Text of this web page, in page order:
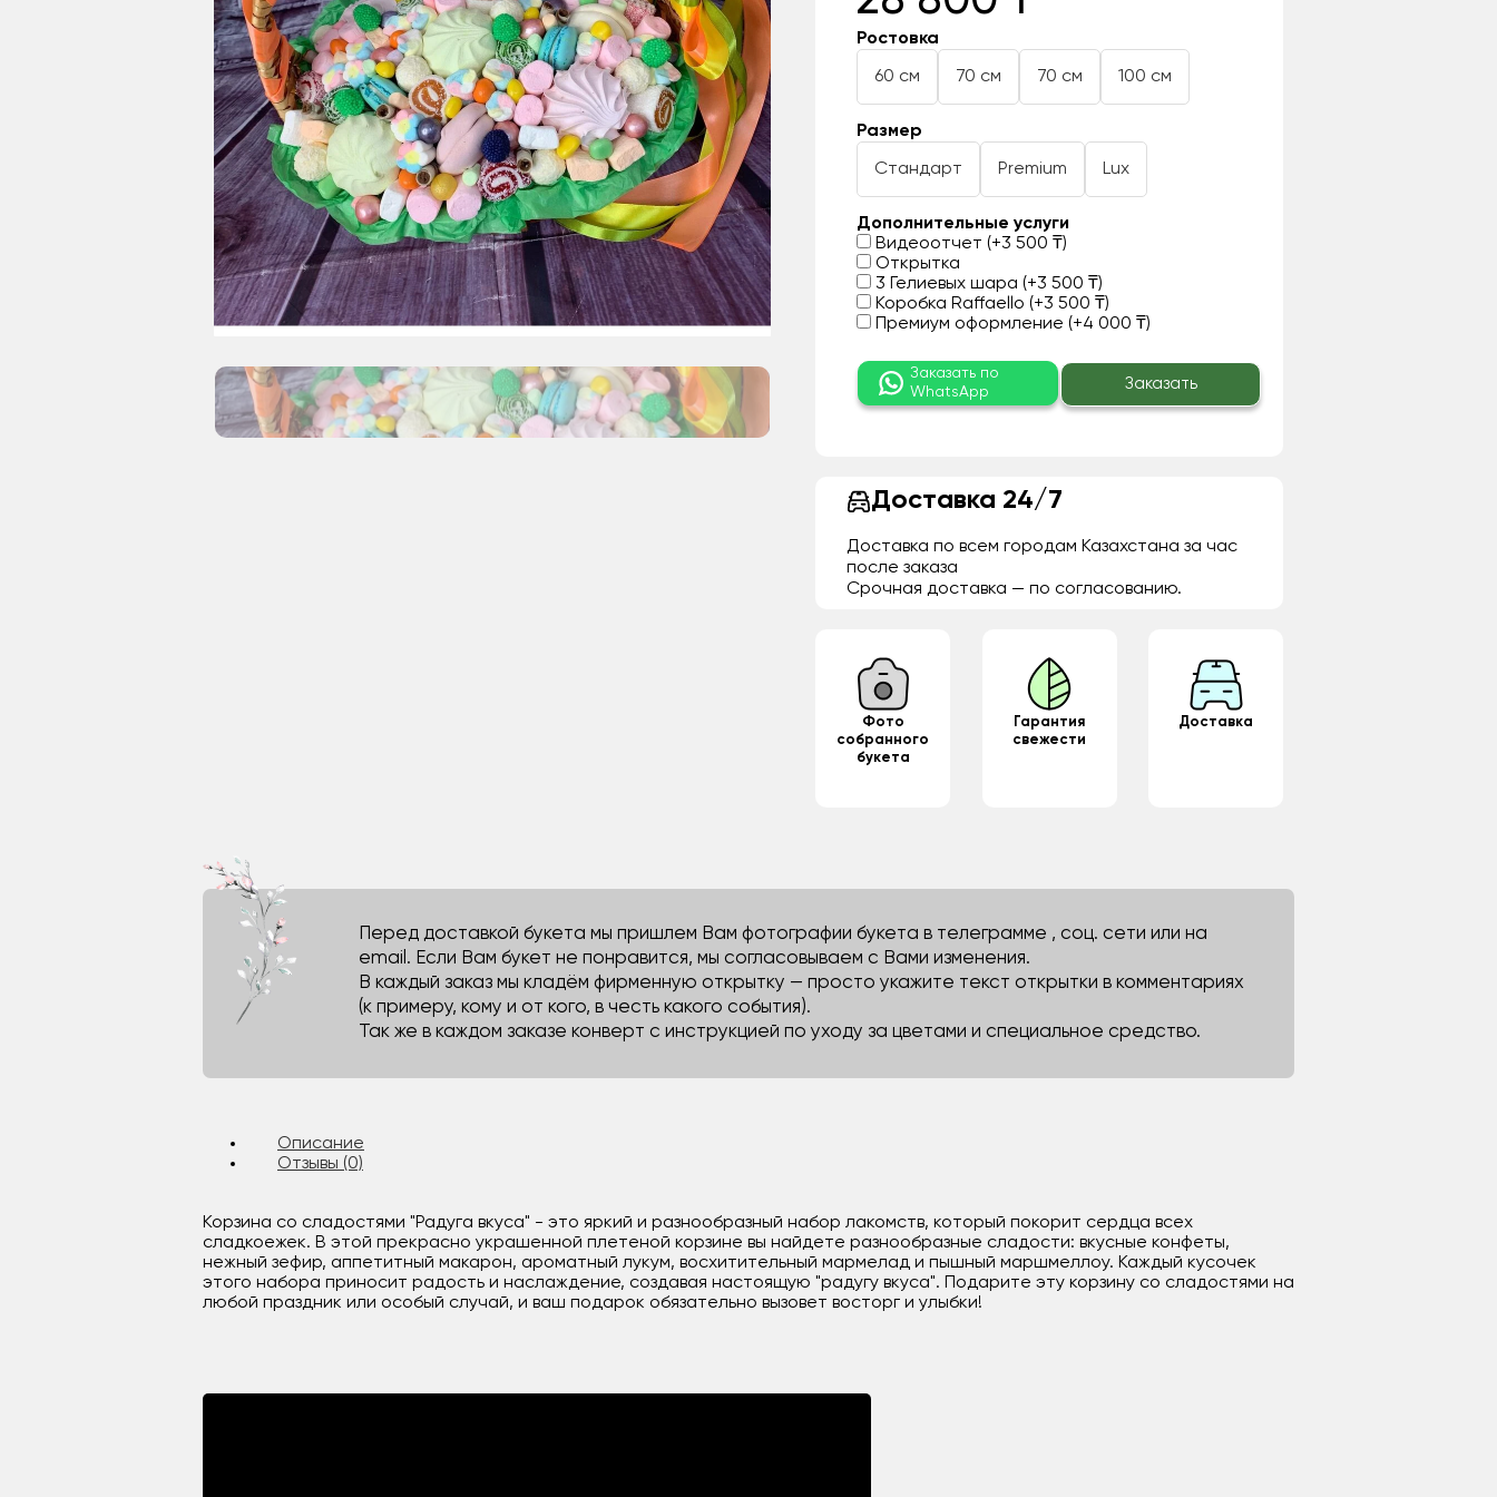
Ростовка
60 см 70 см 70 см 100 см
Размер
Стандарт Premium Lux
Дополнительные услуги
Видеоотчет (+3 500 ₸)
Открытка
3 Гелиевых шара (+3 500 ₸)
Коробка Raffaello (+3 500 ₸)
Премиум оформление (+4 000 ₸)
Заказать по
WhatsApp
Заказать
Доставка 24/7
Доставка по всем городам Казахстана за час
после заказа
Срочная доставка — по согласованию.
Фото
собранного
букета
Гарантия
свежести
Доставка
Перед доставкой букета мы пришлем Вам фотографии букета в телеграмме , соц. сети или на
email. Если Вам букет не понравится, мы согласовываем с Вами изменения.
В каждый заказ мы кладём фирменную открытку — просто укажите текст открытки в комментариях
(к примеру, кому и от кого, в честь какого события).
Так же в каждом заказе конверт с инструкцией по уходу за цветами и специальное средство.
Описание
Отзывы (0)
Корзина со сладостями "Радуга вкуса" - это яркий и разнообразный набор лакомств, который покорит сердца всех
сладкоежек. В этой прекрасно украшенной плетеной корзине вы найдете разнообразные сладости: вкусные конфеты,
нежный зефир, аппетитный макарон, ароматный лукум, восхитительный мармелад и пышный маршмеллоу. Каждый кусочек
этого набора приносит радость и наслаждение, создавая настоящую "радугу вкуса". Подарите эту корзину со сладостями на
любой праздник или особый случай, и ваш подарок обязательно вызовет восторг и улыбки!